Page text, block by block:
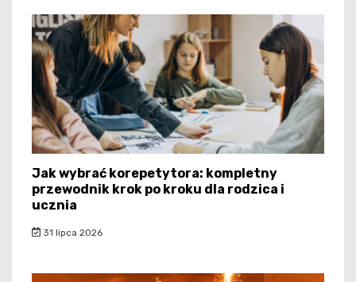
Jak wybrać korepetytora: kompletny
przewodnik krok po kroku dla rodzica i
ucznia
31 lipca 2026